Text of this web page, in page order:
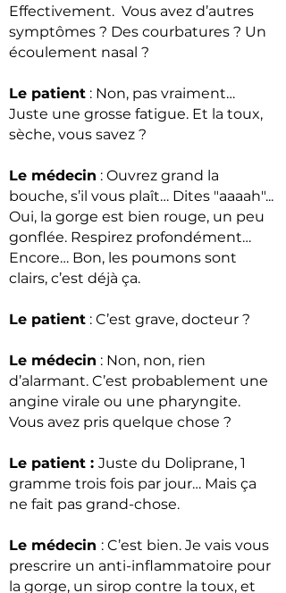
Effectivement. Vous avez d’autres
symptômes ? Des courbatures ? Un
écoulement nasal ?
Le patient : Non, pas vraiment…
Juste une grosse fatigue. Et la toux,
sèche, vous savez ?
Le médecin : Ouvrez grand la
bouche, s’il vous plaît… Dites "aaaah"...
Oui, la gorge est bien rouge, un peu
gonflée. Respirez profondément…
Encore… Bon, les poumons sont
clairs, c’est déjà ça.
Le patient : C’est grave, docteur ?
Le médecin : Non, non, rien
d’alarmant. C’est probablement une
angine virale ou une pharyngite.
Vous avez pris quelque chose ?
Le patient : Juste du Doliprane, 1
gramme trois fois par jour… Mais ça
ne fait pas grand-chose.
Le médecin : C’est bien. Je vais vous
prescrire un anti-inflammatoire pour
la gorge, un sirop contre la toux, et